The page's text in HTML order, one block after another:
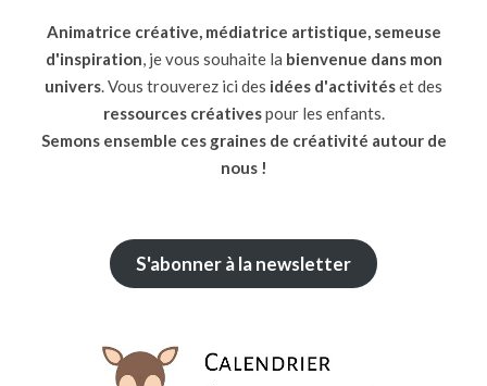
Animatrice créative, médiatrice artistique, semeuse
d'inspiration, je vous souhaite la bienvenue dans mon
univers. Vous trouverez ici des idées d'activitéset des
ressources créativespour les enfants.
Semons ensemble ces graines de créativité autour de
nous !
S'abonner à la newsletter